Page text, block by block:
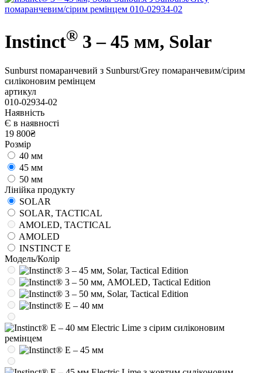
Instinct® 3 – 45 мм, Solar
Sunburst помаранчевий з Sunburst/Grey помаранчевим/сірим
силіконовим ремінцем
артикул
010-02934-02
Наявність
Є в наявності
19 800₴
Розмір
40 мм
45 мм
50 мм
Лінійка продукту
SOLAR
SOLAR, TACTICAL
AMOLED, TACTICAL
AMOLED
INSTINCT E
Модель/Колір